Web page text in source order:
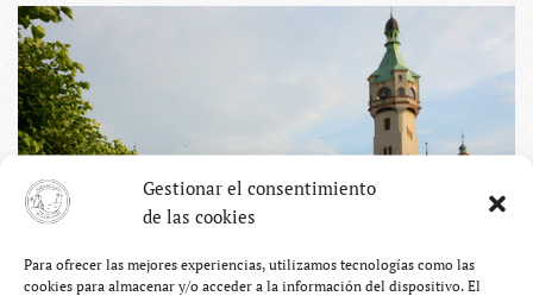
Gestionar el consentimiento
de las cookies
Para ofrecer las mejores experiencias, utilizamos tecnologías como las
cookies para almacenar y/o acceder a la información del dispositivo. El